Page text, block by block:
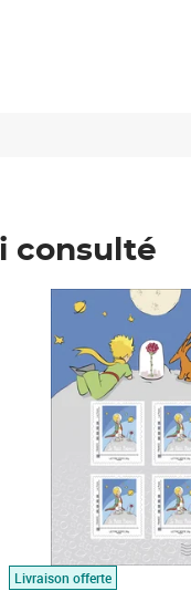
consulté
Livraison offerte
Prix 7,50€